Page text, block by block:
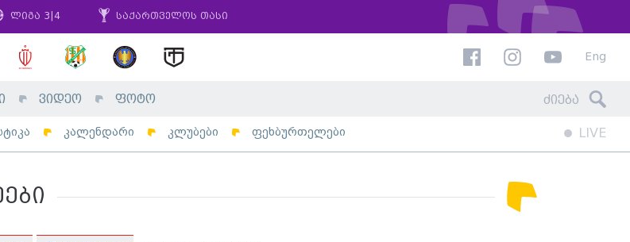
ლიგა 3|4 საქართველოს თასი
Eng
ვიდეო ფოტო
კალენდარი კლუბები ფეხბურთელები LIVE